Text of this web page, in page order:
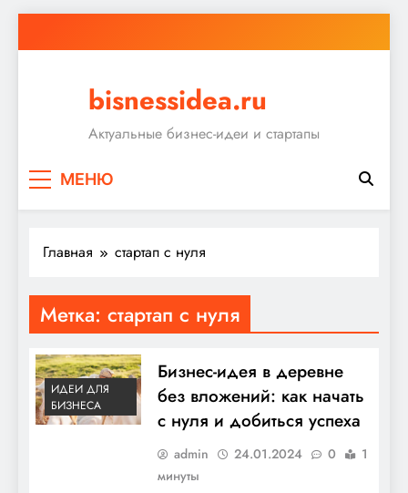
к
bisnessidea.ru
Актуальные бизнес-идеи и стартапы
МЕНЮ
Главная стартап с нуля
Метка: стартап с нуля
ИДЕИ ДЛЯ
БИЗНЕСА
Бизнес-идея в деревне
без вложений: как начать
с нуля и добиться успеха
admin 24.01.2024 0
1
минуты